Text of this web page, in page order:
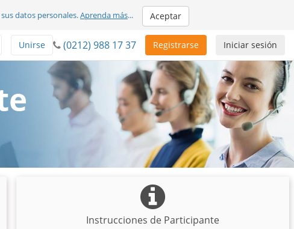
datos personales.Aprenda más... Aceptar
Iniciar sesión
Registrarse
(0212) 988 17 37
Unirse
Instrucciones de Participante